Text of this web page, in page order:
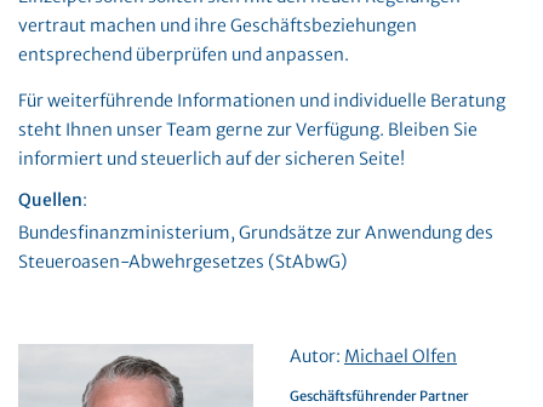
vertraut machen und ihre Geschäftsbeziehungen
entsprechend überprüfen und anpassen.
Für weiterführende Informationen und individuelle Beratung
steht Ihnen unser Team gerne zur Verfügung. Bleiben Sie
informiert und steuerlich auf der sicheren Seite!
Quellen:
Bundesfinanzministerium, Grundsätze zur Anwendung des
Steueroasen-Abwehrgesetzes (StAbwG)
Autor: Michael Olfen
Geschäftsführender Partner